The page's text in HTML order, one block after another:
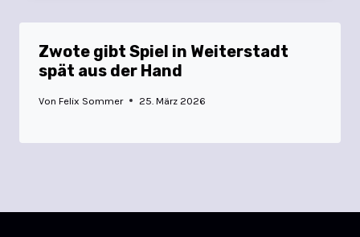
Zwote gibt Spiel in Weiterstadt
spät aus der Hand
Von Felix Sommer 25. März 2026